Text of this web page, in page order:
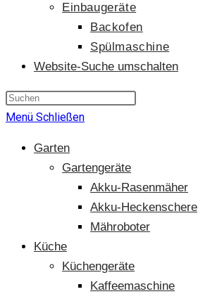
Einbaugeräte
Backofen
Spülmaschine
Website-Suche umschalten
Menü Schließen
Garten
Gartengeräte
Akku-Rasenmäher
Akku-Heckenschere
Mähroboter
Küche
Küchengeräte
Kaffeemaschine